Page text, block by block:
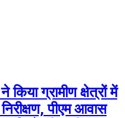
किया ग्रामीण क्षेत्रों में
पीएम आवास